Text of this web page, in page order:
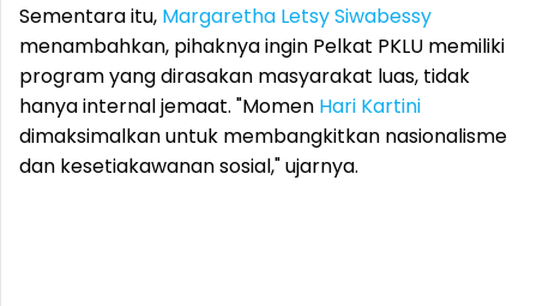
Sementara itu, Margaretha Letsy Siwabessy
menambahkan, pihaknya ingin Pelkat PKLU memiliki
program yang dirasakan masyarakat luas, tidak
hanya internal jemaat. "Momen Hari Kartini
dimaksimalkan untuk membangkitkan nasionalisme
dan kesetiakawanan sosial," ujarnya.